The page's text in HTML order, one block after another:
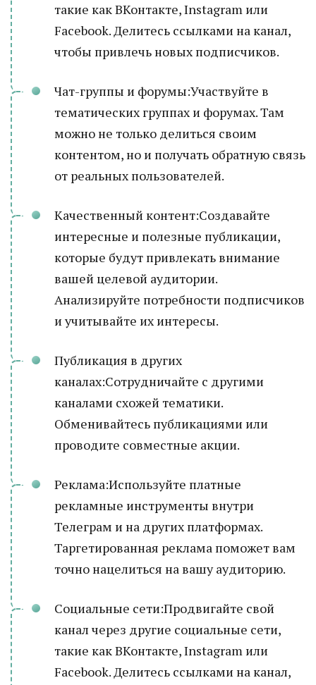
такие как ВКонтакте, Instagram или
Facebook. Делитесь ссылками на канал,
чтобы привлечь новых подписчиков.
Чат-группы и форумы:Участвуйте в
тематических группах и форумах. Там
можно не только делиться своим
контентом, но и получать обратную связь
от реальных пользователей.
Качественный контент:Создавайте
интересные и полезные публикации,
которые будут привлекать внимание
вашей целевой аудитории.
Анализируйте потребности подписчиков
и учитывайте их интересы.
Публикация в других
каналах:Сотрудничайте с другими
каналами схожей тематики.
Обменивайтесь публикациями или
проводите совместные акции.
Реклама:Используйте платные
рекламные инструменты внутри
Телеграм и на других платформах.
Таргетированная реклама поможет вам
точно нацелиться на вашу аудиторию.
Социальные сети:Продвигайте свой
канал через другие социальные сети,
такие как ВКонтакте, Instagram или
Facebook. Делитесь ссылками на канал,